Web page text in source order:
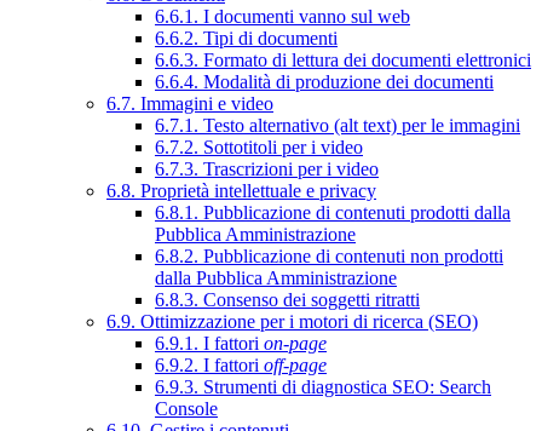
6.6.1. I documenti vanno sul web
6.6.2. Tipi di documenti
6.6.3. Formato di lettura dei documenti elettronici
6.6.4. Modalità di produzione dei documenti
6.7. Immagini e video
6.7.1. Testo alternativo (alt text) per le immagini
6.7.2. Sottotitoli per i video
6.7.3. Trascrizioni per i video
6.8. Proprietà intellettuale e privacy
6.8.1. Pubblicazione di contenuti prodotti dalla
Pubblica Amministrazione
6.8.2. Pubblicazione di contenuti non prodotti
dalla Pubblica Amministrazione
6.8.3. Consenso dei soggetti ritratti
6.9. Ottimizzazione per i motori di ricerca (SEO)
6.9.1. I fattori on-page
6.9.2. I fattori off-page
6.9.3. Strumenti di diagnostica SEO: Search
Console